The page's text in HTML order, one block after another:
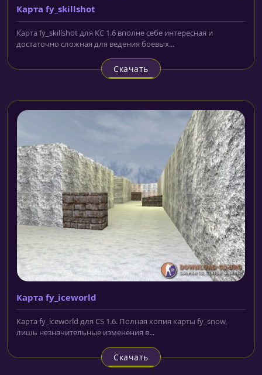
Карта fy_skillshot
Карта fy_skillshot для КС 1.6 вполне себе интересная и
достаточно сложная для ведения боевых...
Скачать
Карта fy_iceworld
Карта fy_iceworld для CS 1.6. Полная копия карты fy_snow,
лишь незначительные изменения в...
Скачать